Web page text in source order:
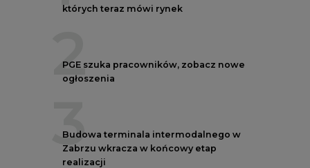
których teraz mówi rynek
2
PGE szuka pracowników, zobacz nowe
ogłoszenia
3
Budowa terminala intermodalnego w
Zabrzu wkracza w końcowy etap
realizacji